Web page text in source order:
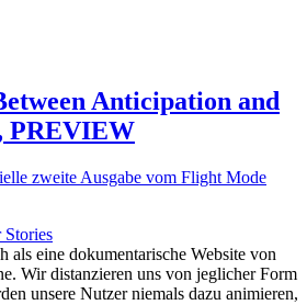
Anticipation and
PREVIEW
zweite Ausgabe vom Flight Mode
als eine dokumentarische Website von
Wir distanzieren uns von jeglicher Form
unsere Nutzer niemals dazu animieren,